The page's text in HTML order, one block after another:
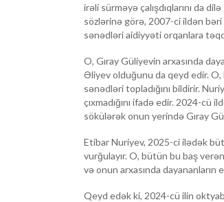
irəli sürməyə çalışdıqlarını da
sözlərinə görə, 2007-ci ildən
sənədləri aidiyyəti orqanlara
O, Gıray Güliyevin arxasında
Əliyev olduğunu da qeyd edir. O,
sənədləri topladığını bildirir.
çıxmadığını ifadə edir. 2024-cü
sökülərək onun yerində Gıray
Etibar Nuriyev, 2025-ci ilədək
vurğulayır. O, bütün bu baş
və onun arxasında
Qeyd edək ki, 2024-cü ilin